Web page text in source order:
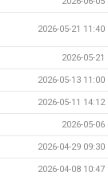
2026-05-21 11:40
2026-05-21
2026-05-13 11:00
2026-05-11 14:12
2026-05-06
2026-04-29 09:30
2026-04-08 10:47